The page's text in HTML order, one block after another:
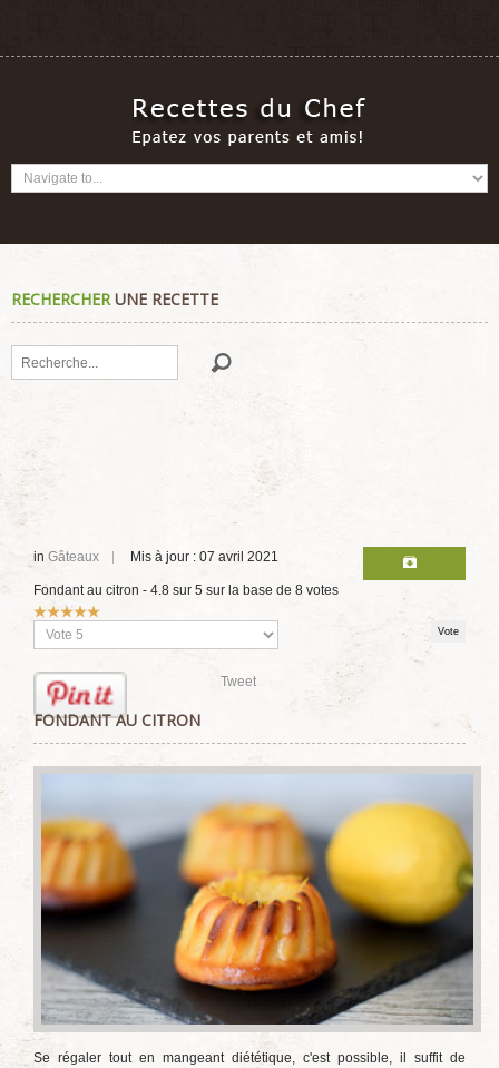
RECHERCHERUNE RECETTE
Rechercher
in Gâteaux Mis à jour : 07 avril 2021
Fondant au citron - 4.8 sur 5 sur la base de 8 votes
Vote
utilisateur:
Veuillez
voter
Tweet
FONDANT AU CITRON
Se régaler tout en mangeant diététique, c'est possible, il suffit de